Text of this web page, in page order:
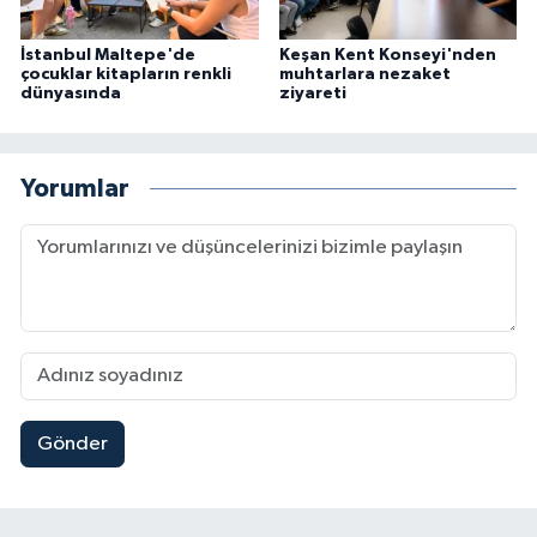
İstanbul Maltepe'de
çocuklar kitapların renkli
dünyasında
Keşan Kent Konseyi'nden
muhtarlara nezaket
ziyareti
Yorumlar
Gönder